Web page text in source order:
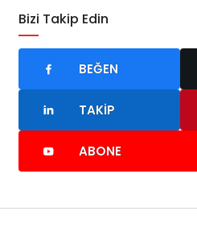
Bizi Takip Edin
BEĞEN
TAKIP
ABONE